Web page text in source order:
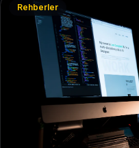
Rehberler